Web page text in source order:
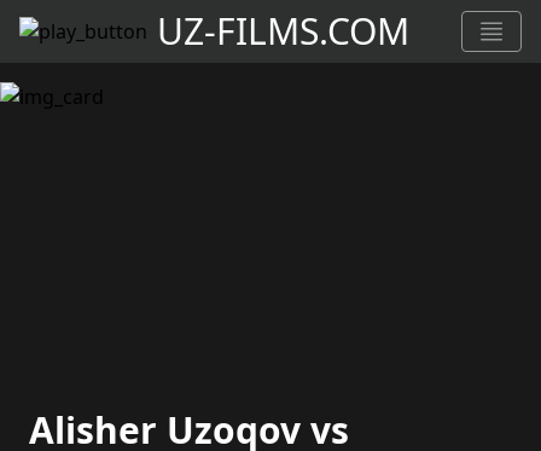
UZ-FILMS.COM
Alisher Uzoqov vs